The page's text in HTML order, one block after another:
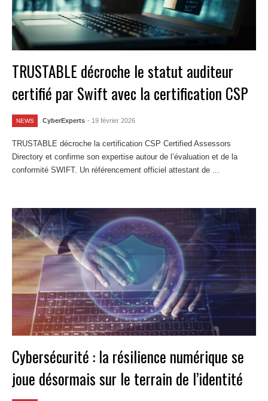
TRUSTABLE décroche le statut auditeur
certifié par Swift avec la certification CSP
NEWS CyberExperts - 19 février 2026
TRUSTABLE décroche la certification CSP Certified Assessors
Directory et confirme son expertise autour de l’évaluation et de la
conformité SWIFT. Un référencement officiel attestant de ...
Cybersécurité : la résilience numérique se
joue désormais sur le terrain de l’identité